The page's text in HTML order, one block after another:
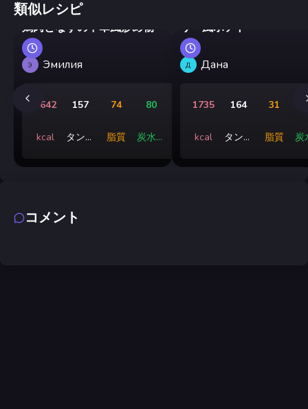
類似レシピ
鶏肉となすの中華風炒め物
Э Эмилия
1642
kcal
157
タンパ
74
脂質
80
炭水化
リー風ポテト
Д Дана
1735
kcal
164
タンパ
31
脂質
炭
コメント